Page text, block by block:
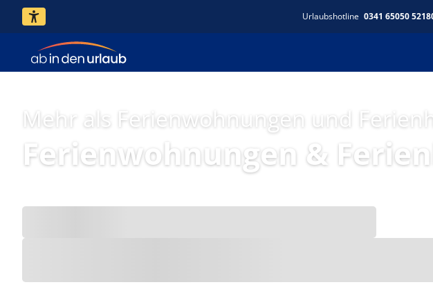
Urlaubshotline 0341 65050
Mehr als Ferienwohnungen und
Ferienwohnungen &